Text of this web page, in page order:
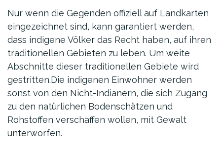
Nur wenn die Gegenden offiziell auf Landkarten
eingezeichnet sind, kann garantiert werden,
dass indigene Völker das Recht haben, auf ihren
traditionellen Gebieten zu leben. Um weite
Abschnitte dieser traditionellen Gebiete wird
gestritten.Die indigenen Einwohner werden
sonst von den Nicht-Indianern, die sich Zugang
zu den natürlichen Bodenschätzen und
Rohstoffen verschaffen wollen, mit Gewalt
unterworfen.